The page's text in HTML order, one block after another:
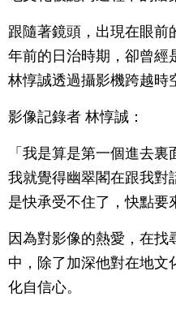
跟隨著鏡頭，出現在眼前
年前的日治時期，卻曾經
林惇誠透過攝影機跨越時
影像記錄者 林惇誠：
「我是算是第一個進去
我就覺得幽翠閣在跟我對
是快承受不住了，快點要
因為對影像的熱愛，在找
中，除了加深他對在地文
化自信心。